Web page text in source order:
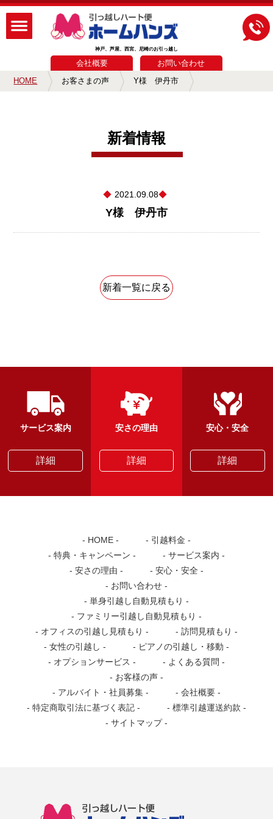
神戸、芦屋、西宮、尼崎のお引っ越し
会社概要
お問い合わせ
HOME
お客さまの声 Y様 伊丹市
新着情報
2021.09.08
Y様 伊丹市
新着一覧に戻る
サービス案内
詳細
安さの理由
詳細
安心・安全
詳細
HOME
引越料金
特典・キャンペーン
サービス案内
安さの理由
安心・安全
お問い合わせ
単身引越し自動見積もり
ファミリー引越し自動見積もり
オフィスの引越し見積もり
訪問見積もり
女性の引越し
ピアノの引越し・移動
オプションサービス
よくある質問
お客様の声
アルバイト・社員募集
会社概要
特定商取引法に基づく表記
標準引越運送約款
サイトマップ